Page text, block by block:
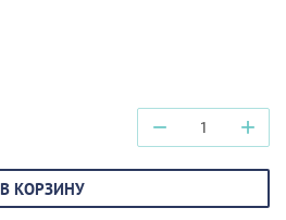
− +
В КОРЗИНУ